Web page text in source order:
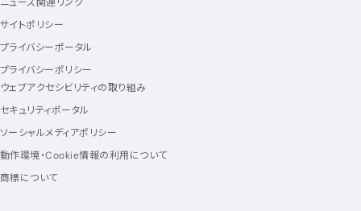
サイトポリシー
プライバシーポータル
プライバシーポリシー
ウェブアクセシビリティの取り組み
セキュリティポータル
ソーシャルメディアポリシー
動作環境・Cookie情報の利用について
商標について